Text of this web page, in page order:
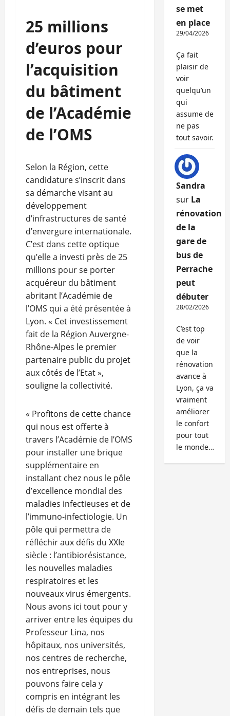
25 millions
d’euros pour
l’acquisition
du bâtiment
de l’Académie
de l’OMS
Selon la Région, cette
candidature s’inscrit dans
sa démarche visant au
développement
d’infrastructures de santé
d’envergure internationale.
C’est dans cette optique
qu’elle a investi près de 25
millions pour se porter
acquéreur du bâtiment
abritant l’Académie de
l’OMS qui a été présentée à
Lyon. « Cet investissement
fait de la Région Auvergne-
Rhône-Alpes le premier
partenaire public du projet
aux côtés de l’Etat »,
souligne la collectivité.
« Profitons de cette chance
qui nous est offerte à
travers l’Académie de l’OMS
pour installer une brique
supplémentaire en
installant chez nous le pôle
d’excellence mondial des
maladies infectieuses et de
l’immuno-infectiologie. Un
pôle qui permettra de
réfléchir aux défis du XXIe
siècle : l’antibiorésistance,
les nouvelles maladies
respiratoires et les
nouveaux virus émergents.
Nous avons ici tout pour y
arriver entre les équipes du
Professeur Lina, nos
hôpitaux, nos universités,
nos centres de recherche,
nos entreprises, nous
pouvons faire cela y
compris en intégrant les
défis de demain tels que
se met
en place
29/04/2026
Ça fait
plaisir de
voir
quelqu’un
qui
assume de
ne pas
tout savoir.
Sandra
sur La
rénovation
de la
gare de
bus de
Perrache
peut
débuter
28/02/2026
C’est top
de voir
que la
rénovation
avance à
Lyon, ça va
vraiment
améliorer
le confort
pour tout
le monde…